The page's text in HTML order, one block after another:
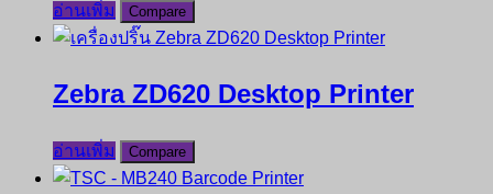
อ่านเพิ่ม Compare
Zebra ZD620 Desktop Printer
อ่านเพิ่ม Compare